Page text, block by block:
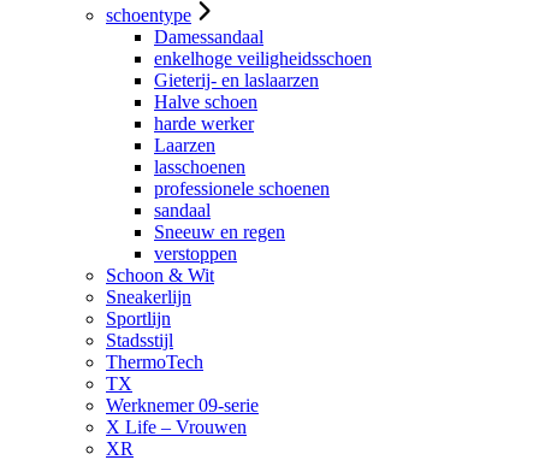
schoentype
Damessandaal
enkelhoge veiligheidsschoen
Gieterij- en laslaarzen
Halve schoen
harde werker
Laarzen
lasschoenen
professionele schoenen
sandaal
Sneeuw en regen
verstoppen
Schoon & Wit
Sneakerlijn
Sportlijn
Stadsstijl
ThermoTech
TX
Werknemer 09-serie
X Life – Vrouwen
XR